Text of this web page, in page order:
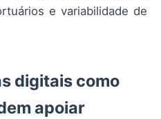
e variabilidade de
digitais como
apoiar